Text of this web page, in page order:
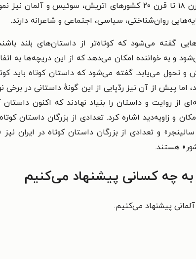
دارد.
روان‌شناختی، سیاسی، اجتماعی و شاعرانه دارند.
گفته می‌شود که کوتاه‌تر از داستان‌های بلند
و به خواننده امکان می‌دهد که از این دریچه‌ها به
تحول می‌یابد. گفته می‌شود که داستان کوتاه باید
اما پیش از آن نیز ردّپایی از این گونهٔ داستانی در
از روایت و داستان را بنیاد نهادند که اکنون
و زاویه‌دید اشاره کرد. تعدادی از بزرگان داستان
و تعدادی از بزرگان داستان کوتاه در ایران
هستند.
به چه کسانی پیشنهاد می‌کنیم
پیشنهاد می‌کنیم.